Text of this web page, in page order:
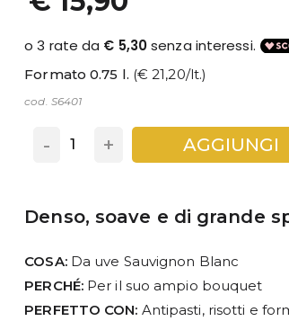
Formato 0.75 l. (€ 21,20/lt.)
cod. S6401
- + AGGIUNGI
Denso, soave e di grande
COSA:Da uve Sauvignon Blanc
PERCHÉ:Per il suo ampio bouquet
PERFETTO CON: Antipasti, risotti e